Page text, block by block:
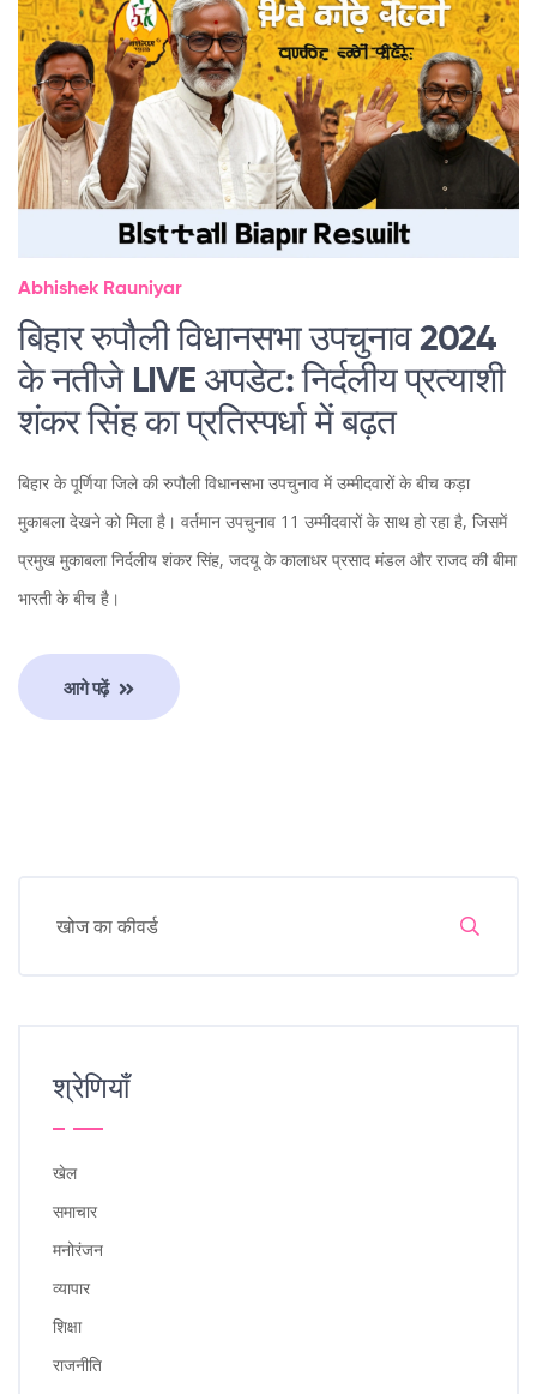
Abhishek Rauniyar
बिहार रुपौली विधानसभा उपचुनाव 2024
के नतीजे LIVE अपडेट: निर्दलीय प्रत्याशी
शंकर सिंह का प्रतिस्पर्धा में बढ़त
बिहार के पूर्णिया जिले की रुपौली विधानसभा उपचुनाव में उम्मीदवारों के बीच कड़ा
मुकाबला देखने को मिला है। वर्तमान उपचुनाव 11 उम्मीदवारों के साथ हो रहा है, जिसमें
प्रमुख मुकाबला निर्दलीय शंकर सिंह, जदयू के कालाधर प्रसाद मंडल और राजद की बीमा
भारती के बीच है।
आगे पढ़ें
श्रेणियाँ
खेल
समाचार
मनोरंजन
व्यापार
शिक्षा
राजनीति